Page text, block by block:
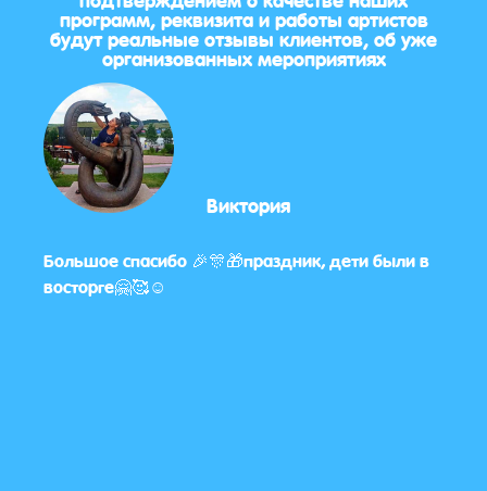
программ, реквизита и работы артистов
будут реальные отзывы клиентов, об уже
организованных мероприятиях
Виктория
Большое спасибо 🎉🎊🎁праздник, дети были в
восторге🤗🥰☺️